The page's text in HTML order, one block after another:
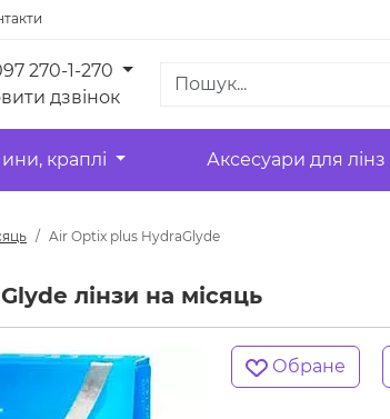
270-1-270
дзвінок
краплі Аксесуари для лінз
Air Optix plus HydraGlyde
лінзи на місяць
Обране